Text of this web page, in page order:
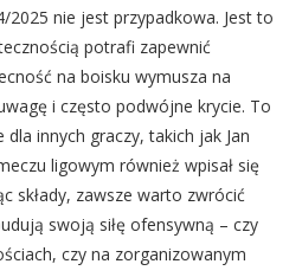
2025 nie jest przypadkowa. Jest to
potrafi zapewnić
na boisku wymusza na
i często podwójne krycie. To
innych graczy, takich jak Jan
ligowym również wpisał się
składy, zawsze warto zwrócić
swoją siłę ofensywną – czy
czy na zorganizowanym